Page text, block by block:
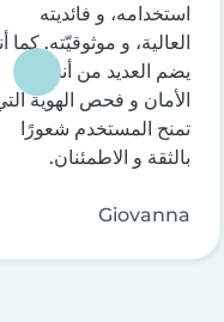
استخدامه، و فائديته
العالية، و موثوقيّته. كما
يضم العديد من أنظمة
الأمان و فحص الهوية
تمنح المستخدم شعورًا
بالثقة و الاطمئنان.
Giovanna